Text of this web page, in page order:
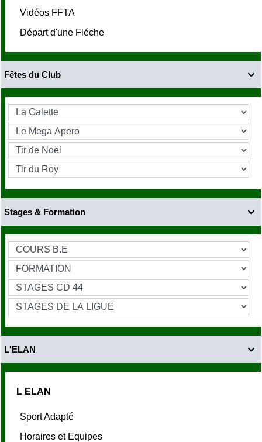
Vidéos FFTA
Départ d'une Fléche

Fêtes du Club

Stages & Formation

L'ELAN
L ELAN
Sport Adapté
Horaires et Equipes